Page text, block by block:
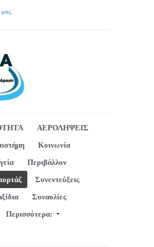
ΑΕΡΟΛΗΨΕΙΣ
Κοινωνία
Περιβάλλον
Συνεντεύξεις
Συναυλίες
Περισσότερα: